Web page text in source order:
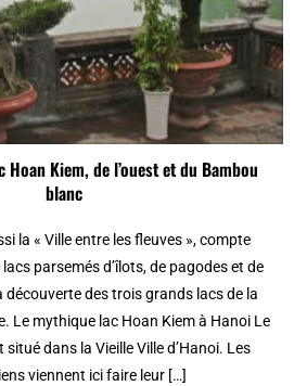
Hoan Kiem, de l’ouest et du Bambou
blanc
la « Ville entre les fleuves », compte
parsemés d’îlots, de pagodes et de
découverte des trois grands lacs de la
Le mythique lac Hoan Kiem à Hanoi Le
situé dans la Vieille Ville d’Hanoi. Les
viennent ici faire leur […]